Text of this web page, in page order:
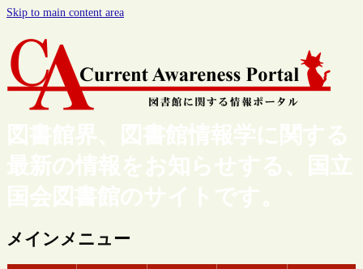
Skip to main content area
図書館界、図書館情報学に関する
最新の情報をお知らせする、国立
国会図書館のサイトです。
メインメニュー